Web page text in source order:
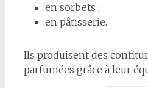
en sorbets ;
en pâtisserie.
Ils produisent des
parfumées grâce à leur